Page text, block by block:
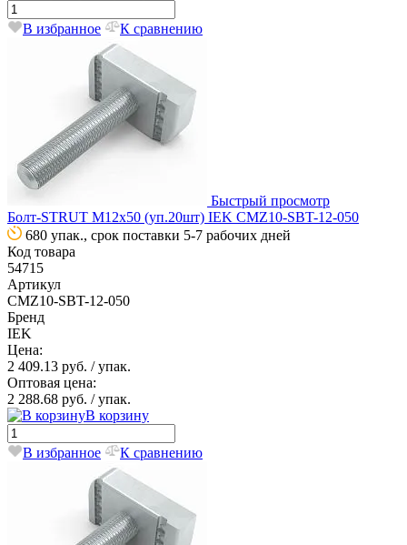
В избранное К сравнению
Быстрый просмотр
Болт-STRUT М12х50 (уп.20шт) IEK CMZ10-SBT-12-050
680 упак., срок поставки 5-7 рабочих дней
Код товара
54715
Артикул
CMZ10-SBT-12-050
Бренд
IEK
Цена:
2 409.13 руб. / упак.
Оптовая цена:
2 288.68 руб. / упак.
В корзину
В избранное К сравнению